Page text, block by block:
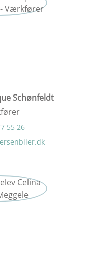
Schønfeldt
55 26